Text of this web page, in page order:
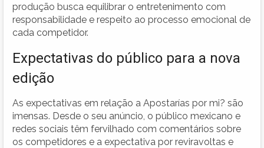
produção busca equilibrar o entretenimento com
responsabilidade e respeito ao processo emocional de
cada competidor.
Expectativas do público para a nova
edição
As expectativas em relação a Apostarías por mi? são
imensas. Desde o seu anúncio, o público mexicano e
redes sociais têm fervilhado com comentários sobre
os competidores e a expectativa por reviravoltas e